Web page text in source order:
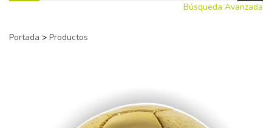
Búsqueda Avanzada
Portada > Productos